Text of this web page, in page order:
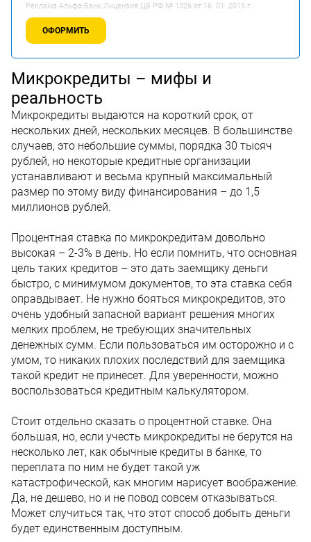
Реклама Альфа-Банк.Лицензия ЦБ РФ № 1326 от 16. 01. 2015 г.
ОФОРМИТЬ
Микрокредиты – мифы и
реальность
Микрокредиты выдаются на короткий срок, от
нескольких дней, нескольких месяцев. В большинстве
случаев, это небольшие суммы, порядка 30 тысяч
рублей, но некоторые кредитные организации
устанавливают и весьма крупный максимальный
размер по этому виду финансирования – до 1,5
миллионов рублей.
Процентная ставка по микрокредитам довольно
высокая – 2-3% в день. Но если помнить, что основная
цель таких кредитов – это дать заемщику деньги
быстро, с минимумом документов, то эта ставка себя
оправдывает. Не нужно бояться микрокредитов, это
очень удобный запасной вариант решения многих
мелких проблем, не требующих значительных
денежных сумм. Если пользоваться им осторожно и с
умом, то никаких плохих последствий для заемщика
такой кредит не принесет. Для уверенности, можно
воспользоваться кредитным калькулятором.
Стоит отдельно сказать о процентной ставке. Она
большая, но, если учесть микрокредиты не берутся на
несколько лет, как обычные кредиты в банке, то
переплата по ним не будет такой уж
катастрофической, как многим нарисует воображение.
Да, не дешево, но и не повод совсем отказываться.
Может случиться так, что этот способ добыть деньги
будет единственным доступным.